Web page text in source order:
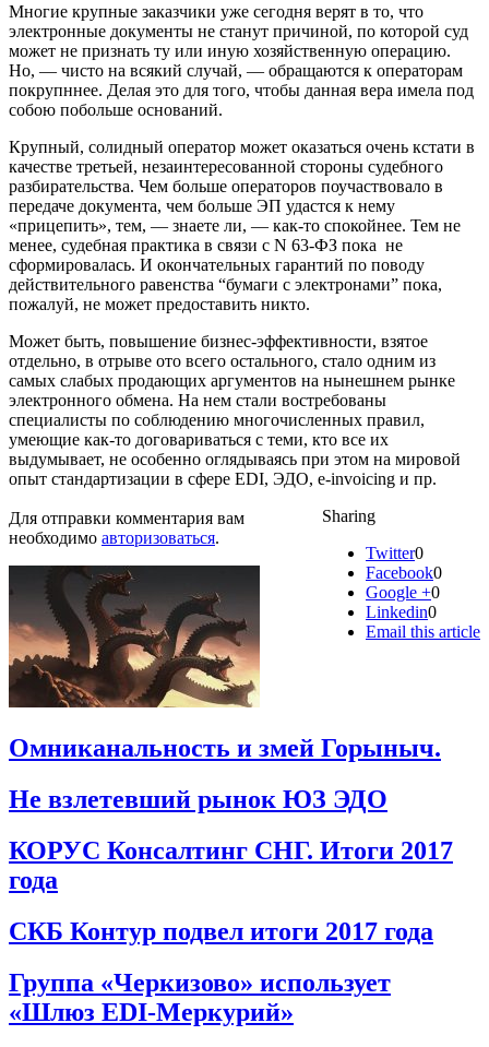
Многие крупные заказчики уже сегодня верят в то, что
электронные документы не станут причиной, по которой суд
может не признать ту или иную хозяйственную операцию.
Но, — чисто на всякий случай, — обращаются к операторам
покрупннее. Делая это для того, чтобы данная вера имела под
собою побольше оснований.
Крупный, солидный оператор может оказаться очень кстати в
качестве третьей, незаинтересованной стороны судебного
разбирательства. Чем больше операторов поучаствовало в
передаче документа, чем больше ЭП удастся к нему
«прицепить», тем, — знаете ли, — как-то спокойнее. Тем не
менее, судебная практика в связи с N 63-ФЗ пока не
сформировалась. И окончательных гарантий по поводу
действительного равенства “бумаги с электронами” пока,
пожалуй, не может предоставить никто.
Может быть, повышение бизнес-эффективности, взятое
отдельно, в отрыве ото всего остального, стало одним из
самых слабых продающих аргументов на нынешнем рынке
электронного обмена. На нем стали востребованы
специалисты по соблюдению многочисленных правил,
умеющие как-то договариваться с теми, кто все их
выдумывает, не особенно оглядываясь при этом на мировой
опыт стандартизации в сфере EDI, ЭДО, e-invoicing и пр.
Sharing
Twitter0
Facebook0
Google +0
Linkedin0
Email this article
Для отправки комментария вам
необходимо авторизоваться.
Омниканальность и змей Горыныч.
Не взлетевший рынок ЮЗ ЭДО
КОРУС Консалтинг СНГ. Итоги 2017
года
СКБ Контур подвел итоги 2017 года
Группа «Черкизово» использует
«Шлюз EDI-Меркурий»